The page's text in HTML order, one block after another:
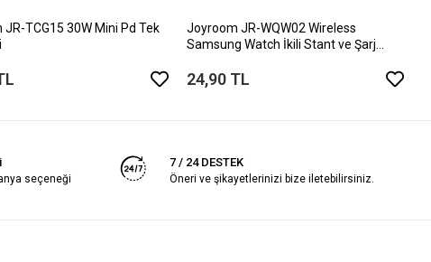
TCG15 30W Mini Pd Tek
Joyroom JR-WQW02 Wireless
Samsung Watch İkili Stant ve Şarj
24,90 TL
seçeneği
7 / 24 DESTEK
Öneri ve şikayetlerinizi bize iletebilirsiniz.